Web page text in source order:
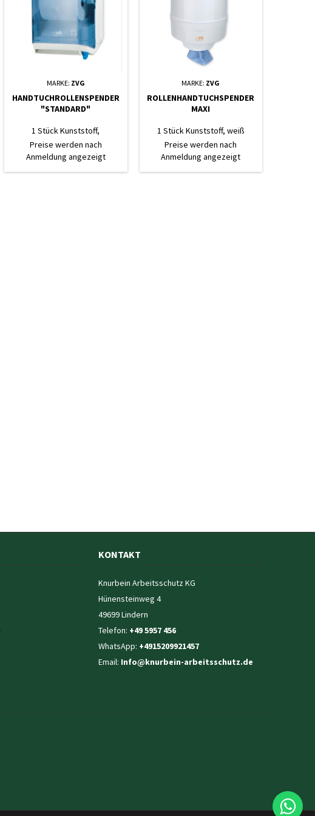
MARKE: ZVG
HANDTUCHROLLENSPENDER
"STANDARD"
1 Stück Kunststoff,
transparent
Preise werden nach
Anmeldung angezeigt
MARKE: ZVG
ROLLENHANDTUCHSPENDER
MAXI
1 Stück Kunststoff, weiß
Preise werden nach
Anmeldung angezeigt
KONTAKT
Knurbein Arbeitsschutz KG
Hünensteinweg 4
49699 Lindern
Telefon: +49 5957 456
WhatsApp: +4915209921457
Email: Info@knurbein-arbeitsschutz.de